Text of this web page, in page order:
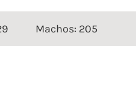
Machos: 205